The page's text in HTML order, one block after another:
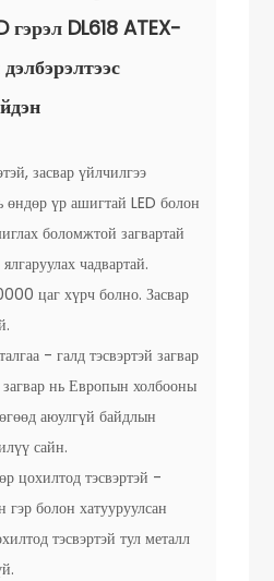
гэрэл DL618 ATEX-
засвар үйлчилгээ
өндөр үр ашигтай LED болон
боломжтой загвартай
чадвартай.
цаг хүрч болно. Засвар
- галд тэсвэртэй загвар
нь Европын холбооны
аюулгүй байдлын
сайн.
цохилтод тэсвэртэй -
болон хатууруулсан
тэсвэртэй тул металл